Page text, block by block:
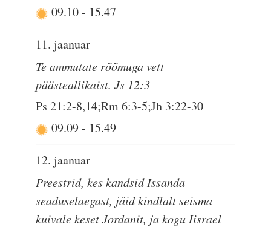
09.10- 15.47
11. jaanuar
Te ammutate rõõmuga vett
päästeallikaist. Js 12:3
Ps 21:2-8,14;Rm 6:3-5;Jh 3:22-30
09.09- 15.49
12. jaanuar
Preestrid, kes kandsid Issanda
seaduselaegast, jäid kindlalt seisma
kuivale keset Jordanit, ja kogu Iisrael